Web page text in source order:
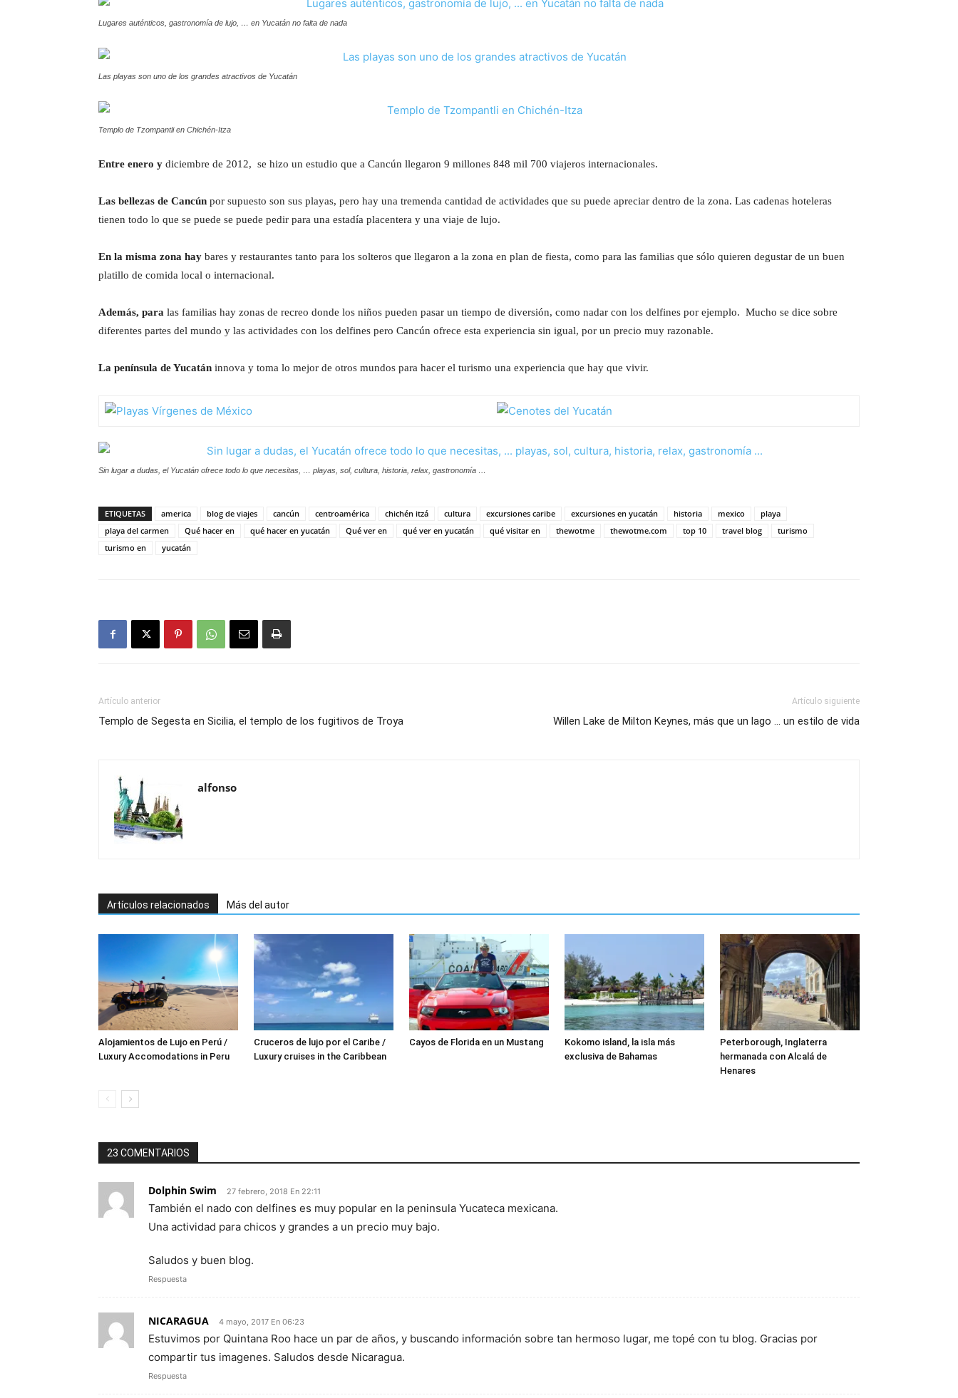
Lugares auténticos, gastronomía de lujo, … en Yucatán no falta de nada
Las playas son uno de los grandes atractivos de Yucatán
Templo de Tzompantli en Chichén-Itza
Entre enero y diciembre de 2012, se hizo un estudio que a Cancún llegaron 9 millones 848 mil 700 viajeros internacionales.
Las bellezas de Cancún por supuesto son sus playas, pero hay una tremenda cantidad de actividades que su puede apreciar dentro de la zona. Las cadenas hoteleras
tienen todo lo que se puede se puede pedir para una estadía placentera y una viaje de lujo.
En la misma zona hay bares y restaurantes tanto para los solteros que llegaron a la zona en plan de fiesta, como para las familias que sólo quieren degustar de un buen
platillo de comida local o internacional.
Además, para las familias hay zonas de recreo donde los niños pueden pasar un tiempo de diversión, como nadar con los delfines por ejemplo. Mucho se dice sobre
diferentes partes del mundo y las actividades con los delfines pero Cancún ofrece esta experiencia sin igual, por un precio muy razonable.
La península de Yucatán innova y toma lo mejor de otros mundos para hacer el turismo una experiencia que hay que vivir.
Sin lugar a dudas, el Yucatán ofrece todo lo que necesitas, … playas, sol, cultura, historia, relax, gastronomía …
ETIQUETAS america blog de viajes cancún centroamérica chichén itzá cultura excursiones caribe excursiones en yucatán historia mexico
playa
playa del carmen
Qué hacer en qué hacer en yucatán Qué ver en qué ver en yucatán qué visitar en thewotme thewotme.com top 10 travel blog
turismo
turismo en
yucatán
Artículo anterior
Templo de Segesta en Sicilia, el templo de los fugitivos de Troya
Artículo siguiente
Willen Lake de Milton Keynes, más que un lago … un estilo de vida
alfonso
Artículos relacionados Más del autor
Alojamientos de Lujo en Perú /
Luxury Accomodations in Peru
Cruceros de lujo por el Caribe /
Luxury cruises in the Caribbean
Cayos de Florida en un Mustang
Kokomo island, la isla más
exclusiva de Bahamas
Peterborough, Inglaterra
hermanada con Alcalá de
Henares
23 COMENTARIOS
Dolphin Swim 27 febrero, 2018 En 22:11
También el nado con delfines es muy popular en la peninsula Yucateca mexicana.
Una actividad para chicos y grandes a un precio muy bajo.
Saludos y buen blog.
Respuesta
NICARAGUA 4 mayo, 2017 En 06:23
Estuvimos por Quintana Roo hace un par de años, y buscando información sobre tan hermoso lugar, me topé con tu blog. Gracias por
compartir tus imagenes. Saludos desde Nicaragua.
Respuesta